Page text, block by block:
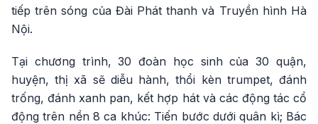
tiếp trên sóng của Đài Phát thanh và Truyền hình Hà
Nội.
Tại chương trình, 30 đoàn học sinh của 30 quận,
huyện, thị xã sẽ diễu hành, thổi kèn trumpet, đánh
trống, đánh xanh pan, kết hợp hát và các động tác cổ
động trên nền 8 ca khúc: Tiến bước dưới quân kì; Bác